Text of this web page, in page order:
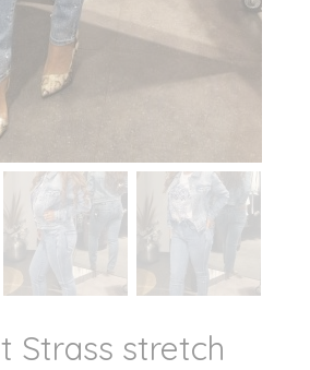
Strass stretch